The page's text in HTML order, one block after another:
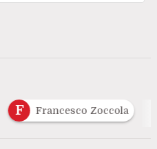
F Francesco Zoccola